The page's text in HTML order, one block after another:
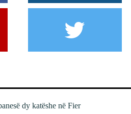
dy katëshe në Fier